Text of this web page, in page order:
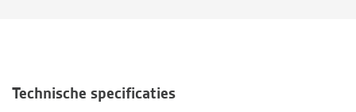
Technische specificaties